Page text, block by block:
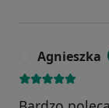
Agnieszka